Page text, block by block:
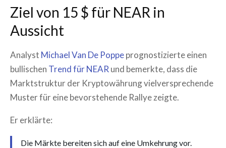
Ziel von 15 $ für NEAR in
Aussicht
Analyst Michael Van De Poppeprognostizierte einen
bullischen Trend für NEAR und bemerkte, dass die
Marktstruktur der Kryptowährung vielversprechende
Muster für eine bevorstehende Rallye zeigte.
Er erklärte:
Die Märkte bereiten sich auf eine Umkehrung vor.